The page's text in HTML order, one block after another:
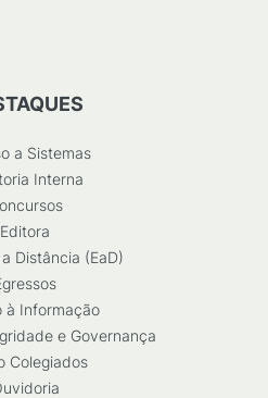
a Sistemas
Interna
Editora
Distância (EaD)
à Informação
e Governança
Colegiados